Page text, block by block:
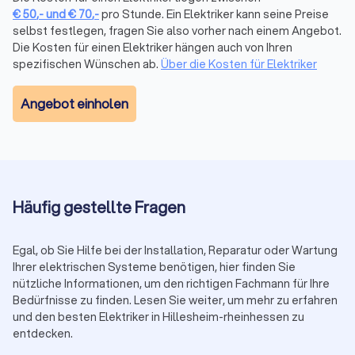
spezifisches Projekt zu finden. Egal, ob Sie einen Elektriker für
eine Hausinstallation oder einen Elektroniker für industrielle
Anwendungen benötigen – bei uns finden Sie den passenden
Experten. Indem Sie mehrere Angebote einholen und
Fachmann für Ihr Projekt auswählen.
unerwartete Probleme auftreten, die sofortige
großen Problemen führen, die sofortige Maßnahmen
erfordern. Notdienst Elektriker sind speziell darauf geschult,
solche Probleme schnell und sicher zu lösen.
Der Vorteil eines Notdienst Elektrikers liegt darin, dass er
rund um die Uhr erreichbar ist. Dies bedeutet, dass Sie auch
€50,-und€ 70,-pro Stunde. Ein Elektriker kann seine Preise
selbst festlegen, fragen Sie also vorher nach einem Angebot.
Die Kosten für einen Elektriker hängen auch von Ihren
spezifischen Wünschen ab. Über die Kosten für Elektriker
Angebot einholen
Häufig gestellte Fragen
Egal, ob Sie Hilfe bei der Installation, Reparatur oder Wartung
Ihrer elektrischen Systeme benötigen, hier finden Sie
nützliche Informationen, um den richtigen Fachmann für Ihre
Bedürfnisse zu finden. Lesen Sie weiter, um mehr zu erfahren
und den besten Elektriker in Hillesheim-rheinhessen zu
entdecken.